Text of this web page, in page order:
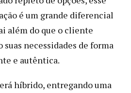
é um grande diferencial
além do que o cliente
suas necessidades de forma
e autêntica.
híbrido, entregando uma